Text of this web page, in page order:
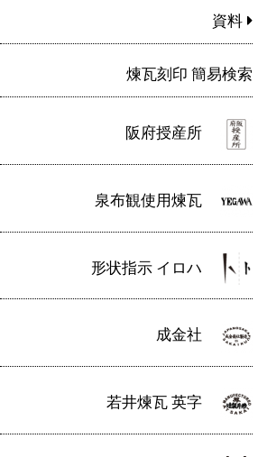
資料
煉瓦刻印 簡易検索
阪府授産所
泉布観使用煉瓦
形状指示 イロハ
成金社
若井煉瓦 英字